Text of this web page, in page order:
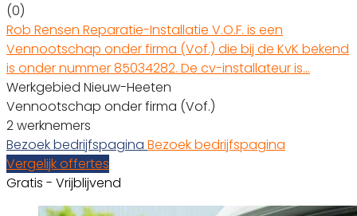
(0)
Rob Rensen Reparatie-Installatie V.O.F. is een
Vennootschap onder firma (Vof.) die bij de KvK bekend
is onder nummer 85034282. De cv-installateur is…
Werkgebied Nieuw-Heeten
Vennootschap onder firma (Vof.)
2 werknemers
Bezoek bedrijfspagina Bezoek bedrijfspagina
Vergelijk offertes
Gratis - Vrijblijvend